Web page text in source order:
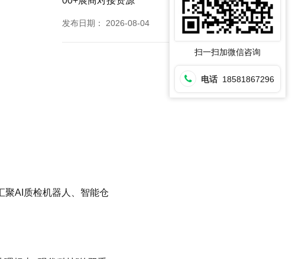
聚AI质检机器人、智能仓
发布日期： 2026-08-04
扫一扫加微信咨询
电话 18581867296